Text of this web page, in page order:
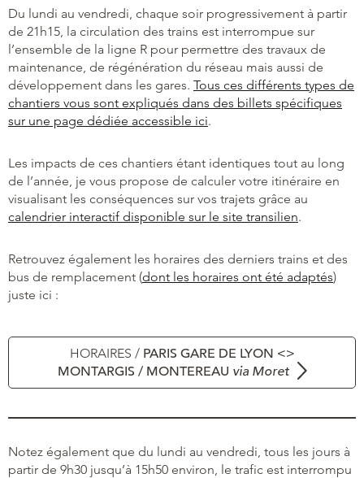
Du lundi au vendredi, chaque soir progressivement à partir
de 21h15, la circulation des trains est interrompue sur
l’ensemble de la ligne R pour permettre des travaux de
maintenance, de régénération du réseau mais aussi de
développement dans les gares. Tous ces différents types de
chantiers vous sont expliqués dans des billets spécifiques
sur une page dédiée accessible ici.
Les impacts de ces chantiers étant identiques tout au long
de l’année, je vous propose de calculer votre itinéraire en
visualisant les conséquences sur vos trajets grâce au
calendrier interactif disponible sur le site transilien.
Retrouvez également les horaires des derniers trains et des
bus de remplacement (dont les horaires ont été adaptés)
juste ici :
HORAIRES / PARIS GARE DE LYON <>
MONTARGIS / MONTEREAU via Moret
Notez également que du lundi au vendredi, tous les jours à
partir de 9h30 jusqu’à 15h50 environ, le trafic est interrompu